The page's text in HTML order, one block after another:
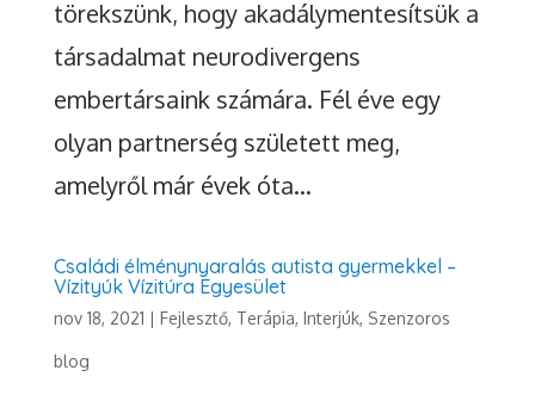
törekszünk, hogy akadálymentesítsük a
társadalmat neurodivergens
embertársaink számára. Fél éve egy
olyan partnerség született meg,
amelyről már évek óta...
Családi élménynyaralás autista gyermekkel –
Vízityúk Vízitúra Egyesület
nov 18, 2021 | Fejlesztő, Terápia, Interjúk, Szenzoros
blog